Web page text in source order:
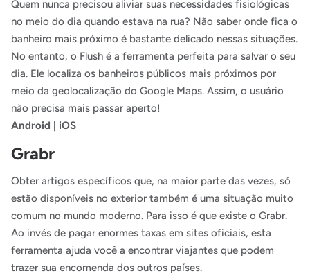
Quem nunca precisou aliviar suas necessidades fisiológicas
no meio do dia quando estava na rua? Não saber onde fica o
banheiro mais próximo é bastante delicado nessas situações.
No entanto, o Flush é a ferramenta perfeita para salvar o seu
dia. Ele localiza os banheiros públicos mais próximos por
meio da geolocalização do Google Maps. Assim, o usuário
não precisa mais passar aperto!
Android
iOS
Grabr
Obter artigos específicos que, na maior parte das vezes, só
estão disponíveis no exterior também é uma situação muito
comum no mundo moderno. Para isso é que existe o Grabr.
Ao invés de pagar enormes taxas em sites oficiais, esta
ferramenta ajuda você a encontrar viajantes que podem
trazer sua encomenda dos outros países.